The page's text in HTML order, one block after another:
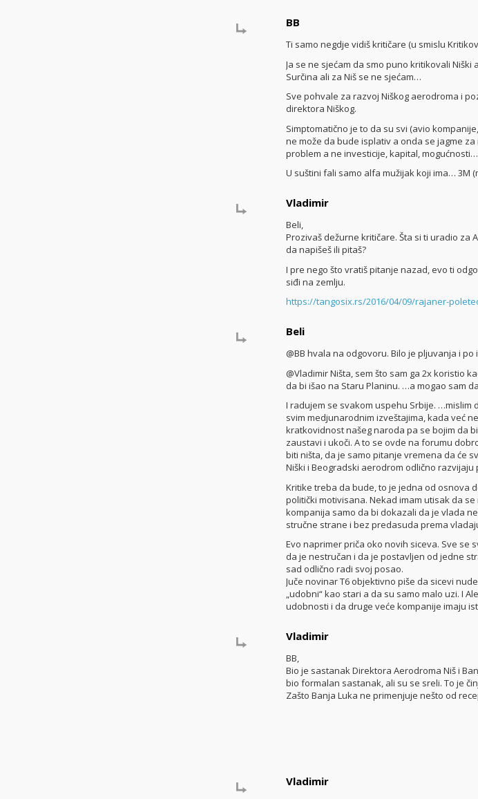
BB
Ti samo negdje vidiš kritičare (u smislu
Ja se ne sjećam da smo puno kritikovali
Surčina ali za Niš se ne sjećam…
Sve pohvale za razvoj Niškog aerodroma i
direktora Niškog.
Simptomatično je to da su svi (avio
ne može da bude isplativ a onda se jagme
problem a ne investicije, kapital, mogućnosti…
U suštini fali samo alfa mužijak koji ima… 3M
Vladimir
Beli,
Prozivaš dežurne kritičare. Šta si ti uradio za
da napišeš ili pitaš?
I pre nego što vratiš pitanje nazad, evo ti
siđi na zemlju.
https://tangosix.rs/2016/04/09/rajaner-
Beli
@BB hvala na odgovoru. Bilo je pljuvanja i
@Vladimir Ništa, sem što sam ga 2x koristio
da bi išao na Staru Planinu. …a mogao sam
I radujem se svakom uspehu Srbije. …mislim
svim medjunarodnim izveštajima, kada već
kratkovidnost našeg naroda pa se bojim da
zaustavi i ukoči. A to se ovde na forumu
biti ništa, da je samo pitanje vremena da će
Niški i Beogradski aerodrom odlično razvijaju
Kritike treba da bude, to je jedna od osnova
politički motivisana. Nekad imam utisak da
kompanija samo da bi dokazali da je vlada
stručne strane i bez predasuda prema
Evo naprimer priča oko novih siceva. Sve se
da je nestručan i da je postavljen od jedne
sad odlično radi svoj posao.
Juče novinar T6 objektivno piše da sicevi
„udobni“ kao stari a da su samo malo uzi. I
udobnosti i da druge veće kompanije imaju
Vladimir
BB,
Bio je sastanak Direktora Aerodroma Niš i
bio formalan sastanak, ali su se sreli. To je
Zašto Banja Luka ne primenjuje nešto od
Vladimir